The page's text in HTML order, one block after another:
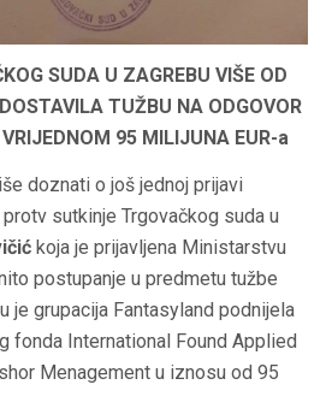
SUDA U ZAGREBU VIŠE OD
TUŽBU NA ODGOVOR
95 MILIJUNA EUR-a
doznati o još jednoj prijavi
sutkinje Trgovačkog suda u
koja je prijavljena Ministarstvu
postupanje u predmetu tužbe
je grupacija Fantasyland podnijela
fonda International Found Applied
Menagement u iznosu od 95